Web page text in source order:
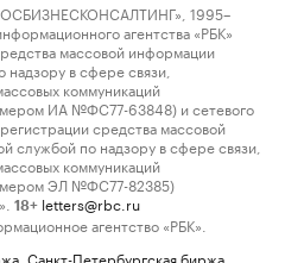
1995–
агентства «РБК»
массовой информации
в сфере связи,
коммуникаций
ИА №ФС77-63848) и сетевого
средства массовой
службой по надзору в сфере связи,
коммуникаций
ЭЛ №ФС77-82385)
18+ letters@rbc.ru
агентство «РБК».
Санкт-Петербургская биржа